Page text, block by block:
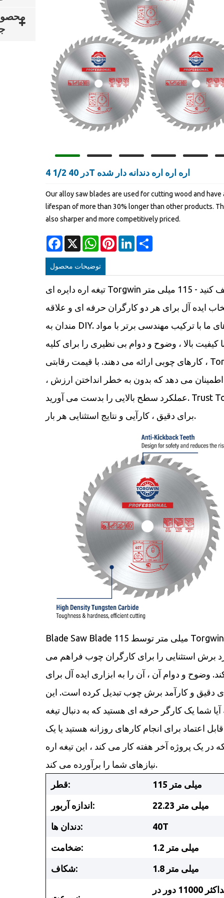
4 1/2 در 40T اره اره اره دندانه دار شده
Our alloy saw blades are used for cutting wood and have
lifespan of more than 30% longer than other products.
also sharper and more competitively priced.
Facebook
X WhatsAppPinterestLinkedInShare
توضیحات محصول
تیغه اره دایره ای Torgwin را کشف کنید - 115 میلی متر
ایده آل برای هر دو کارگران حرفه ای و علاقه
مندان به DIY. تیغه های ما با ترکیب مهندسی برتر با مواد
کیفیت بالا ، وضوح و دوام بی نظیری را برای کلیه
کارهای چوبی ارائه می دهند. با قیمت رقابتی ، Torgwin
اطمینان می دهد که بدون به خطر انداختن ارزش ،
عملکرد سطح بالایی را بدست می آورید. Trust Torgwin
برای دقیق ، کارآیی و نتایج استثنایی هر بار.
Blade Saw Blade 115 میلی متر توسط Torgwin
برش استثنایی را برای کارگران چوب فراهم می
وضوح و دوام آن ، آن را به ابزاری ایده آل برای
دقیق و کارآمد برش چوب تبدیل کرده است. این
آیا شما یک کارگر حرفه ای هستید که به دنبال تیغه
قابل اعتماد برای انجام کارهای روزانه هستید یا یک DIYer
در یک پروژه آخر هفته کار می کند ، این تیغه اره
نیازهای شما را برآورده می کند.
قطر:
115 میلی متر
اندازه آربور: 22.23 میلی متر
دندان ها: 40T
ضخامت: 1.2 میلی متر
شکاف: 1.8 میلی متر
حداکثر 11000 دور در